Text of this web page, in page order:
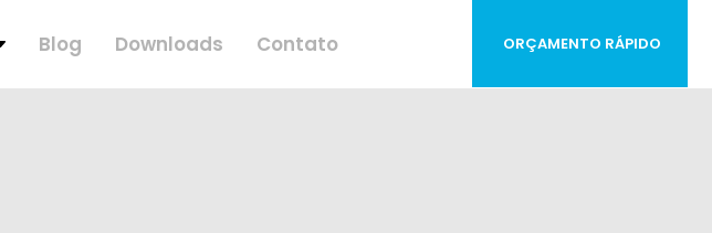
Blog Downloads Contato ORÇAMENTO RÁPIDO